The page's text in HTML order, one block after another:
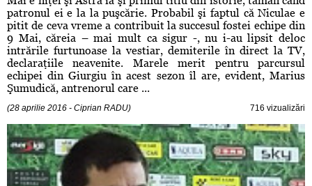
patronul ei e la la puşcărie. Probabil şi faptul că Niculae e
pitit de ceva vreme a contribuit la succesul fostei echipe din
9 Mai, căreia – mai mult ca sigur -, nu i-au lipsit deloc
intrările furtunoase la vestiar, demiterile în direct la TV,
declaraţiile neavenite. Marele merit pentru parcursul
echipei din Giurgiu în acest sezon îl are, evident, Marius
Şumudică, antrenorul care ...
(28 aprilie 2016 - Ciprian RADU) 716 vizualizări